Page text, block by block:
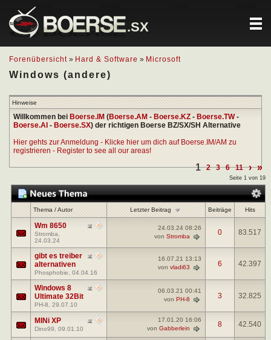
.SX
Forenübersicht » Hard & Software » Microsoft
Windows (andere)
Hinweise
Willkommen bei Boerse.IM (Boerse.AM - Boerse.KZ - Boerse.TW-
Boerse.AI - Boerse.SX) der richtigen Boerse BZ/SX/SH Alternative
Hier gehts zur Anmeldung - Klicke hier um dich auf Boerse.IM/AM zu
registrieren - Register to see all our areas!
1 2 3 6 11 › »
Seite 1 von 19
Thema/Autor Letzter Beitrag Beiträge Hits
Wm 8650
Stromba
24.03.24
24.03.24 08:26
von Stromba 0 83.517
gibt es treiber
alternativen
Phosphobie , 04.04.16
16.07.21 13:13
von vladi63 6 42.397
Windows 8
Ultimate 32Bit
PH-8 , 29.07.10
06.03.21 00:41
von PH-8 3 32.825
MINi XP
Dino99 , 09.01.10
17.01.20 16:06
von Gabberlein 8 42.540